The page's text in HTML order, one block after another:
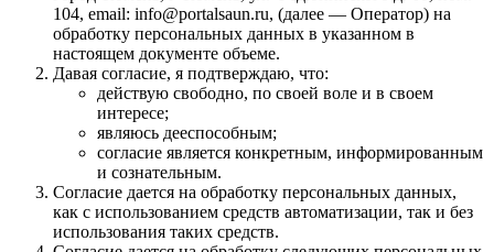
104, email: info@portalsaun.ru, (далее — Оператор) на
обработку персональных данных в указанном в
настоящем документе объеме.
Давая согласие, я подтверждаю, что:
действую свободно, по своей воле и в своем
интересе;
являюсь дееспособным;
согласие является конкретным, информированным
и сознательным.
Согласие дается на обработку персональных данных,
как с использованием средств автоматизации, так и без
использования таких средств.